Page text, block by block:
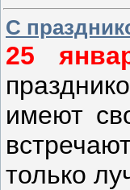
С
25
имеют
только